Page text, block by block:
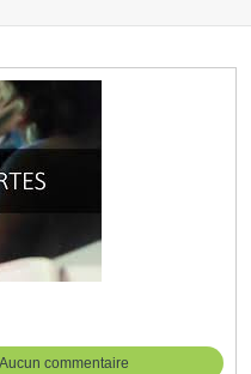
Aucun commentaire